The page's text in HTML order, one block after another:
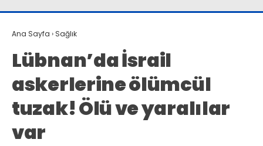
Ana Sayfa › Sağlık
Lübnan’da İsrail
askerlerine ölümcül
tuzak! Ölü ve yaralılar
var